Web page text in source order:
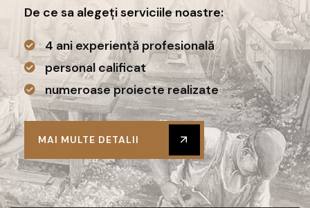
De ce sa alegeți serviciile noastre:
4 ani experiență profesională
personal calificat
numeroase proiecte realizate
MAI MULTE DETALII